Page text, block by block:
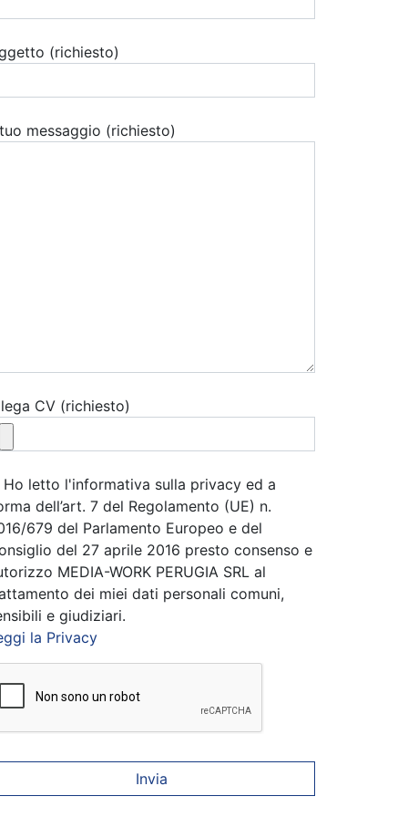
(richiesto)
messaggio (richiesto)
CV (richiesto)
Ho letto l'informativa sulla privacy ed a
dell’art. 7 del Regolamento (UE) n.
679 del Parlamento Europeo e del
del 27 aprile 2016 presto consenso e
MEDIA-WORK PERUGIA SRL al
dei miei dati personali comuni,
e giudiziari.
la Privacy